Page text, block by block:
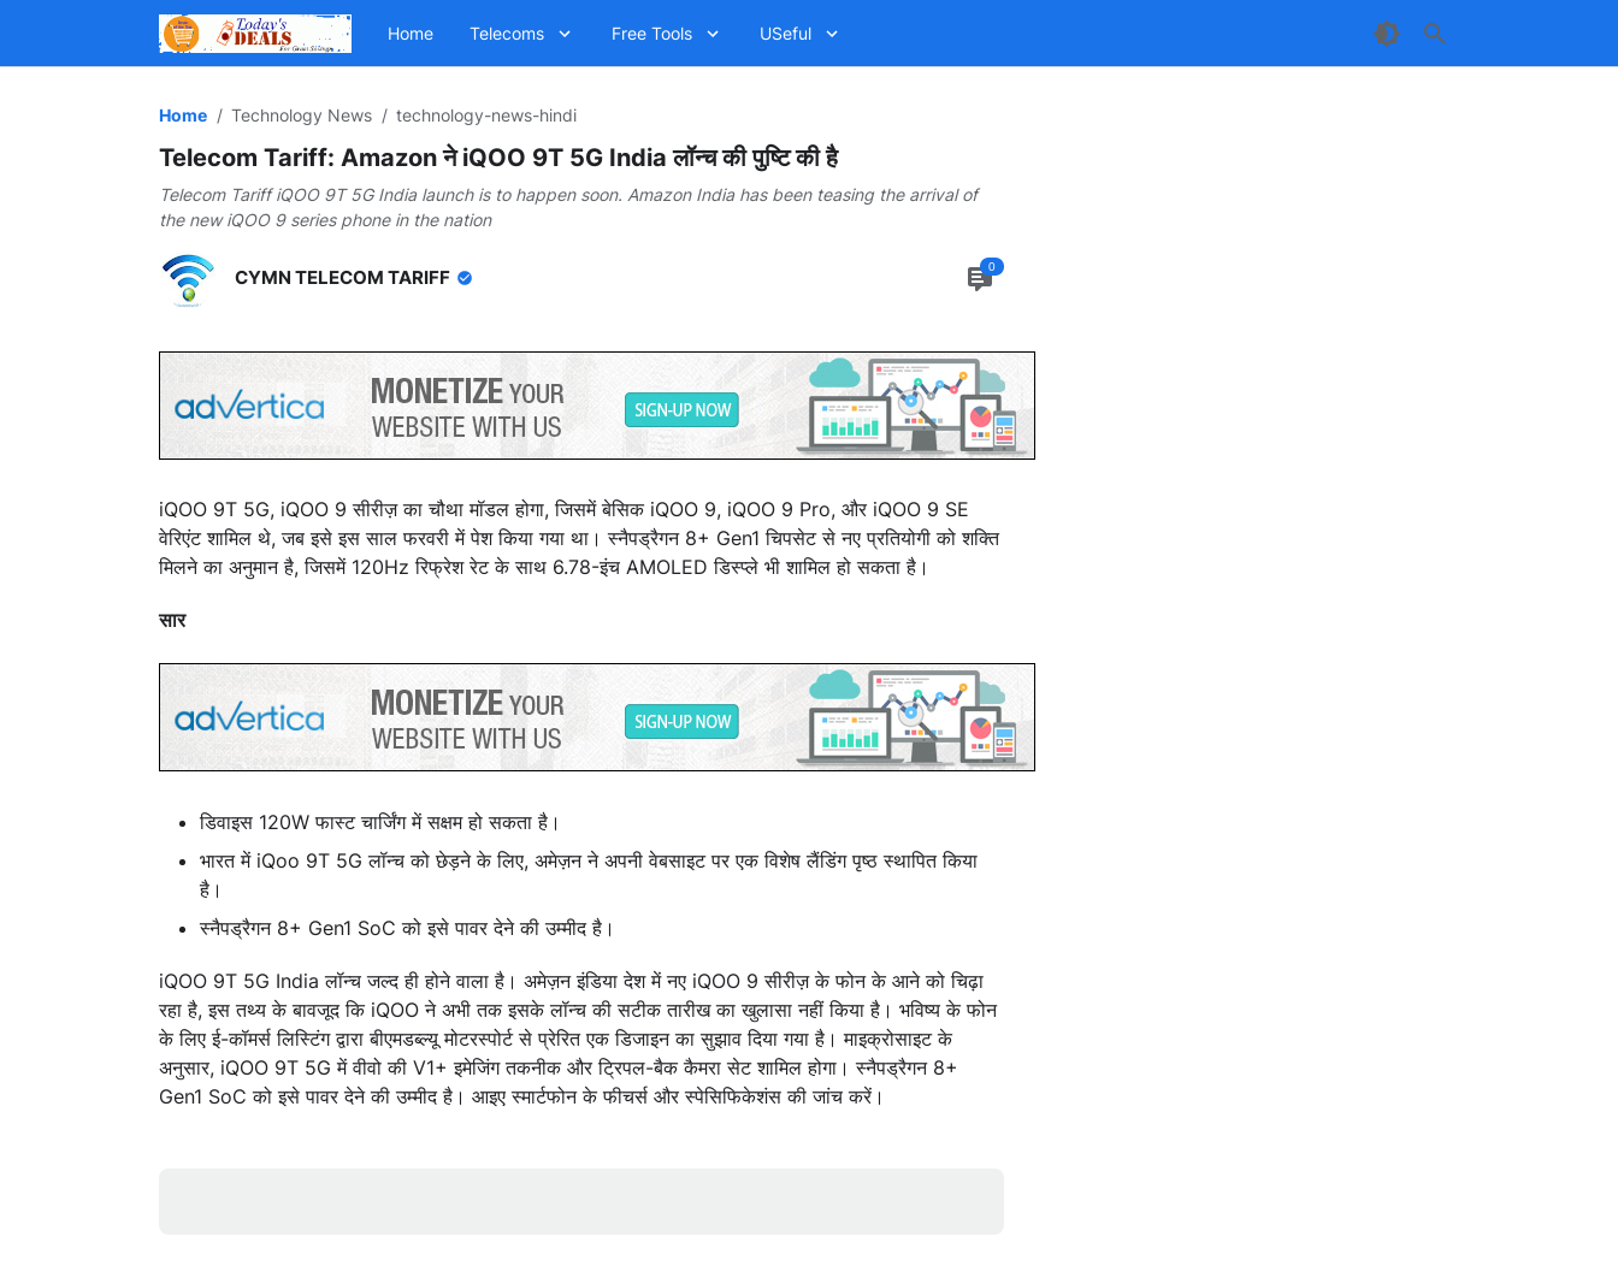
Home Telecoms Free Tools USeful
Home Technology News technology-news-hindi
Telecom Tariff: Amazon ने iQOO 9T 5G India लॉन्च की पुष्टि की है
Telecom Tariff iQOO 9T 5G India launch is to happen soon. Amazon India has been teasing the arrival of
the new iQOO 9 series phone in the nation
CYMN TELECOM TARIFF 0
iQOO 9T 5G, iQOO 9 सीरीज़ का चौथा मॉडल होगा, जिसमें बेसिक iQOO 9, iQOO 9 Pro, और iQOO 9 SE
वेरिएंट शामिल थे, जब इसे इस साल फरवरी में पेश किया गया था। स्नैपड्रैगन 8+ Gen1 चिपसेट से नए प्रतियोगी को शक्ति
मिलने का अनुमान है, जिसमें 120Hz रिफ्रेश रेट के साथ 6.78-इंच AMOLED डिस्प्ले भी शामिल हो सकता है।
सार
डिवाइस 120W फास्ट चार्जिंग में सक्षम हो सकता है।
भारत में iQoo 9T 5G लॉन्च को छेड़ने के लिए, अमेज़न ने अपनी वेबसाइट पर एक विशेष लैंडिंग पृष्ठ स्थापित किया
है।
स्नैपड्रैगन 8+ Gen1 SoC को इसे पावर देने की उम्मीद है।
iQOO 9T 5G India लॉन्च जल्द ही होने वाला है। अमेज़न इंडिया देश में नए iQOO 9 सीरीज़ के फोन के आने को चिढ़ा
रहा है, इस तथ्य के बावजूद कि iQOO ने अभी तक इसके लॉन्च की सटीक तारीख का खुलासा नहीं किया है। भविष्य के फोन
के लिए ई-कॉमर्स लिस्टिंग द्वारा बीएमडब्ल्यू मोटरस्पोर्ट से प्रेरित एक डिजाइन का सुझाव दिया गया है। माइक्रोसाइट के
अनुसार, iQOO 9T 5G में वीवो की V1+ इमेजिंग तकनीक और ट्रिपल-बैक कैमरा सेट शामिल होगा। स्नैपड्रैगन 8+
Gen1 SoC को इसे पावर देने की उम्मीद है। आइए स्मार्टफोन के फीचर्स और स्पेसिफिकेशंस की जांच करें।